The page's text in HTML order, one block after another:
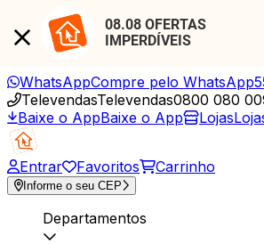
08.08 OFERTAS
IMPERDÍVEIS
WhatsAppCompre pelo WhatsApp
TelevendasTelevendas0800 080
Baixe o AppBaixe o App Lojas
Entrar Favoritos Carrinho
Informe o seu CEP
Departamentos